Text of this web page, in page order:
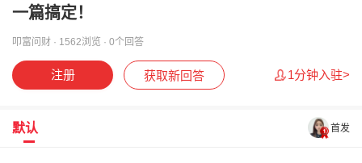
一篇搞定！
叩富问财 · 1562浏览 · 0个回答
注册 获取新回答 1分钟入驻>
默认 首发